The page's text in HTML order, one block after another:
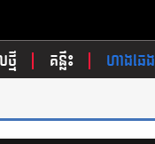
មី គន្លឹះ ហាងឆ